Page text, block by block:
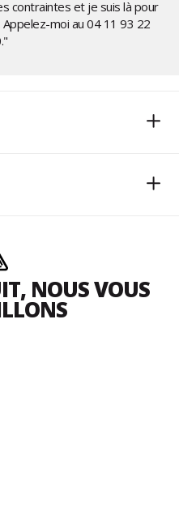
contraintes et je suis là pour
moi au04 11 93 22
."
NOUS VOUS